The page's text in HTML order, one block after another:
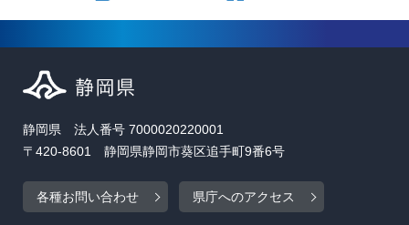
静岡県 法人番号 7000020220001
〒420-8601 静岡県静岡市葵区追手町9番6号
各種お問い合わせ 県庁へのアクセス